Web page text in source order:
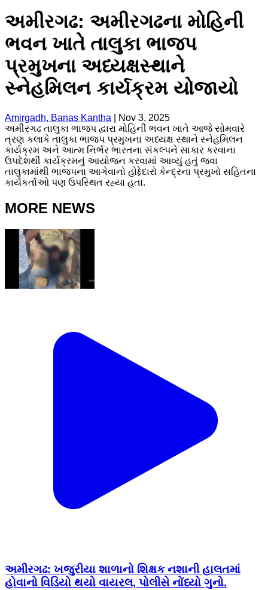
અમીરગઢ: અમીરગઢના મોહિની
ભવન ખાતે તાલુકા ભાજપ
પ્રમુખના અધ્યક્ષસ્થાને
સ્નેહમિલન કાર્યક્રમ યોજાયો
Amirgadh, Banas Kantha
Nov 3, 2025
અમીરગઢ તાલુકા ભાજપ દ્વારા મોહિની ભવન ખાતે આજે સોમવારે
ત્રણ કલાકે તાલુકા ભાજપ પ્રમુખના અધ્યક્ષ સ્થાને સ્નેહમિલન
કાર્યક્રમ અને આત્મ નિર્ભર ભારતના સંકલ્પને સાકાર કરવાના
ઉપદેશથી કાર્યક્રમનું આયોજન કરવામાં આવ્યું હતું જવા
તાલુકામાંથી ભાજપના આગેવાનો હોદ્દેદારો કેન્દ્રના પ્રમુખો સહિતના
કાર્યકર્તાઓ પણ ઉપસ્થિત રહ્યા હતા.
MORE NEWS
અમીરગઢ: ખજુરીયા શાળાનો શિક્ષક નશાની હાલતમાં
હોવાનો વિડિયો થયો વાયરલ, પોલીસે નોંધ્યો ગુનો.